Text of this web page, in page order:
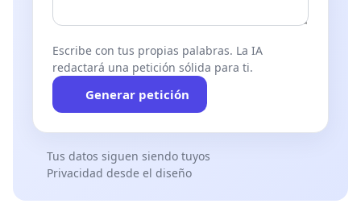
conjunto de bienes muebles e inmuebles que, por
su valor histórico, cultural, artístico, científico,
numismático o técnico, constituyan un testimonio
significativo de la evolución de las civilizaciones en
el territorio español o que puedan aportar
información relevante sobre ellas.
Se excluirán de esta definición aquellos objetos
arqueológicos de escaso valor económico,
científico o histórico, así como los bienes cuya
Escribe con tus propias palabras. La IA
redactará una petición sólida para ti.
Generar petición
Tus datos siguen siendo tuyos
Privacidad desde el diseño